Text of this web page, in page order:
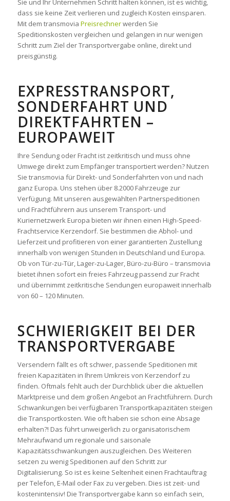
dass sie keine Zeit verlieren und zugleich Kosten einsparen.
Mit dem transmovia Preisrechnerwerden Sie
Speditionskosten vergleichen und gelangen in nur wenigen
Schritt zum Ziel der Transportvergabe online, direkt und
preisgünstig.
EXPRESSTRANSPORT,
SONDERFAHRT UND
DIREKTFAHRTEN –
EUROPAWEIT
Ihre Sendung oder Fracht ist zeitkritisch und muss ohne
Umwege direkt zum Empfänger transportiert werden? Nutzen
Sie transmovia für Direkt- und Sonderfahrten von und nach
ganz Europa. Uns stehen über 8.2000 Fahrzeuge zur
Verfügung. Mit unseren ausgewählten Partnerspeditionen
und Frachtführern aus unserem Transport- und
Kuriernetzwerk Europa bieten wir ihnen einen High-Speed-
Frachtservice Kerzendorf. Sie bestimmen die Abhol- und
Lieferzeit und profitieren von einer garantierten Zustellung
innerhalb von wenigen Stunden in Deutschland und Europa.
Ob von Tür-zu-Tür, Lager-zu-Lager, Büro-zu-Büro – transmovia
bietet ihnen sofort ein freies Fahrzeug passend zur Fracht
und übernimmt zeitkritische Sendungen europaweit innerhalb
von 60 – 120 Minuten.
SCHWIERIGKEIT BEI DER
TRANSPORTVERGABE
Versendern fällt es oft schwer, passende Speditionen mit
freien Kapazitäten in Ihrem Umkreis von Kerzendorf zu
finden. Oftmals fehlt auch der Durchblick über die aktuellen
Marktpreise und dem großen Angebot an Frachtführern. Durch
Schwankungen bei verfügbaren Transportkapazitäten steigen
die Transportkosten. Wie oft haben sie schon eine Absage
erhalten?! Das führt unweigerlich zu organisatorischem
Mehraufwand um regionale und saisonale
Kapazitätsschwankungen auszugleichen. Des Weiteren
setzen zu wenig Speditionen auf den Schritt zur
Digitalisierung. So ist es keine Seltenheit einen Frachtauftrag
per Telefon, E-Mail oder Fax zu vergeben. Dies ist zeit- und
kostenintensiv! Die Transportvergabe kann so einfach sein,